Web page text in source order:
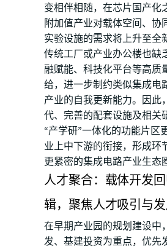
变相伴相随，在芯片国产化
附加值产业对载体空间、协
实验设施的需求将上升至全
传统工厂或产业办公楼也缺
融赋能、科技化平台等高质
给，进一步制约类似集成电
产业的自我更新能力。因此
代、完善的配套设施及相关
“产学研”一体化的功能片区
业上中下游的衔接，形成环
更紧密的集成电路产业生态
人才聚合：载体开发
辑，聚焦人才吸引与
在早期产业园的规划建设中
发、基建投资为重点，优先